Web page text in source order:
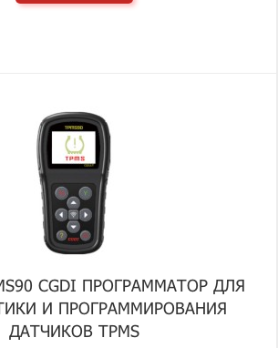
CGDI ПРОГРАММАТОР ДЛЯ
И ПРОГРАММИРОВАНИЯ
ДАТЧИКОВ TPMS